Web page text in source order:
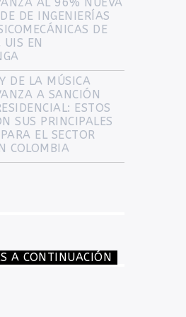
DE INGENIERÍAS
DE
UIS EN
DE LA MÚSICA
A SANCIÓN
ESTOS
SUS PRINCIPALES
EL SECTOR
COLOMBIA
A CONTINUACIÓN